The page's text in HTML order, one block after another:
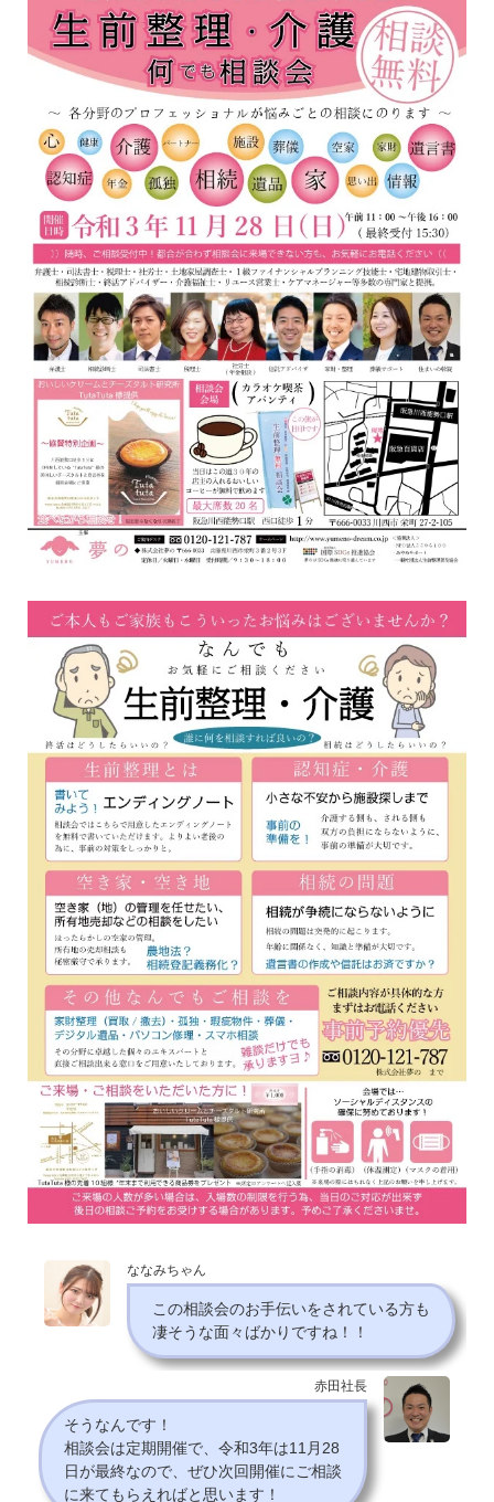
ななみちゃん
この相談会のお手伝いをされている方も
凄そうな面々ばかりですね！！
赤田社長
そうなんです！
相談会は定期開催で、令和3年は11月28
日が最終なので、ぜひ次回開催にご相談
に来てもらえればと思います！